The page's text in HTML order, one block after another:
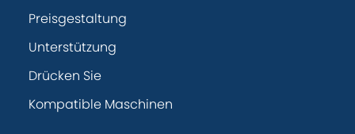
Preisgestaltung
Unterstützung
Drücken Sie
Kompatible Maschinen